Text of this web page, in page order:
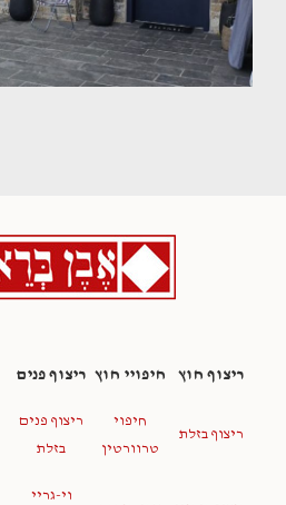
ריצוף חוץ חיפויי חוץ ריצוף פנים
ריצוף בזלת
חיפוי
טרוורטין
ריצוף פנים
בזלת
וי-גריי